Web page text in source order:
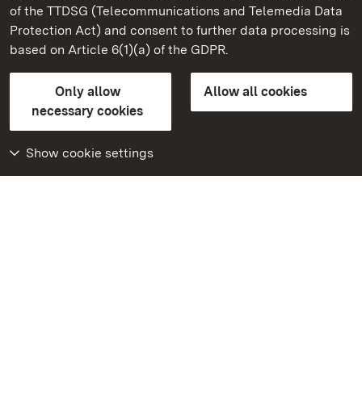
of the TTDSG (Telecommunications and Telemedia Data
Protection Act) and consent to further data processing is
based on Article 6(1)(a) of the GDPR.
Only allow
necessary cookies
Allow all cookies
Show cookie settings
Hochburg Castle
State Palaces and Gardens of Baden-Wuerttemberg
FAQMasthead Data protection
Declaration on barrier-free access
BITV-konform (geprüfte Seiten)